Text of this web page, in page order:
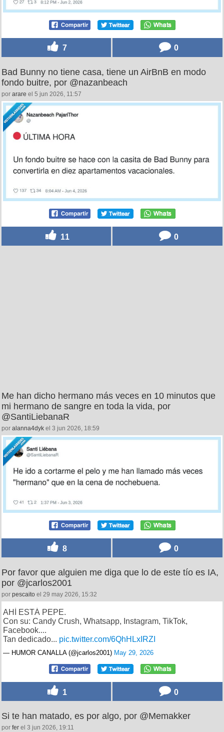
7 0
Bad Bunny no tiene casa, tiene un AirBnB en modo
fondo buitre, por @nazanbeach
por arare el 5 jun 2026, 11:57
11 0
Me han dicho hermano más veces en 10 minutos que
mi hermano de sangre en toda la vida, por
@SantiLiebanaR
por alanna4dyk el 3 jun 2026, 18:59
8 0
Por favor que alguien me diga que lo de este tío es IA,
por @jcarlos2001
por pescaito el 29 may 2026, 15:32
AHÍ ESTÁ PEPE.
Con su: Candy Crush, Whatsapp, Instagram, TikTok,
Facebook....
Tan dedicado... pic.twitter.com/6QhHLxIRZI
— HUMOR CANALLA (@jcarlos2001) May 29, 2026
1 0
Si te han matado, es por algo, por @Memakker
por fer el 3 jun 2026, 19:11